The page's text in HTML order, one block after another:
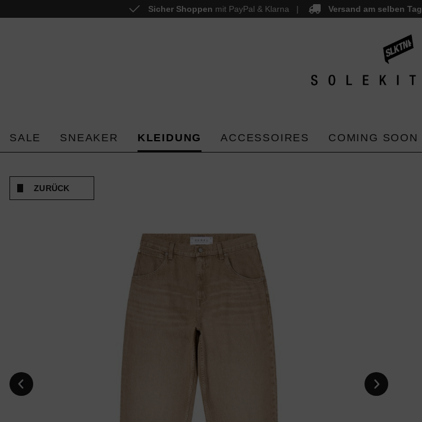
Zur Hauptnavigation springen
Sicher Shoppen mit PayPal & Klarna Versand am selben Tag
SALE SNEAKER KLEIDUNG ACCESSOIRES COMING SOON
ZURÜCK